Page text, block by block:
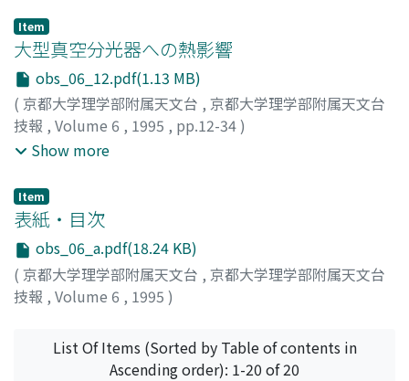
タ, ミツグ
Item
大型真空分光器への熱影響
obs_06_12.pdf(1.13 MB)
( 京都大学理学部附属天文台 , 京都大学理学部附属天文台
技報 , Volume 6 , 1995 , pp.12-34)
船越, 康宏;北井, 礼三郎
Nakai, Yoshihiro
ウ;キムラ, ゴウイチ
Show more
Item
表紙・目次
obs_06_a.pdf(18.24 KB)
( 京都大学理学部附属天文台 , 京都大学理学部附属天文台
技報 , Volume 6 , 1995 )
List Of Items (Sorted by Table of contents in
Ascending order): 1-20 of 20